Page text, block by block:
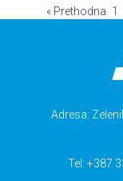
« Prethodna 1
Adresa:
Tel: +387